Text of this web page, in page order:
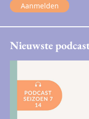
Aanmelden
Nieuwste